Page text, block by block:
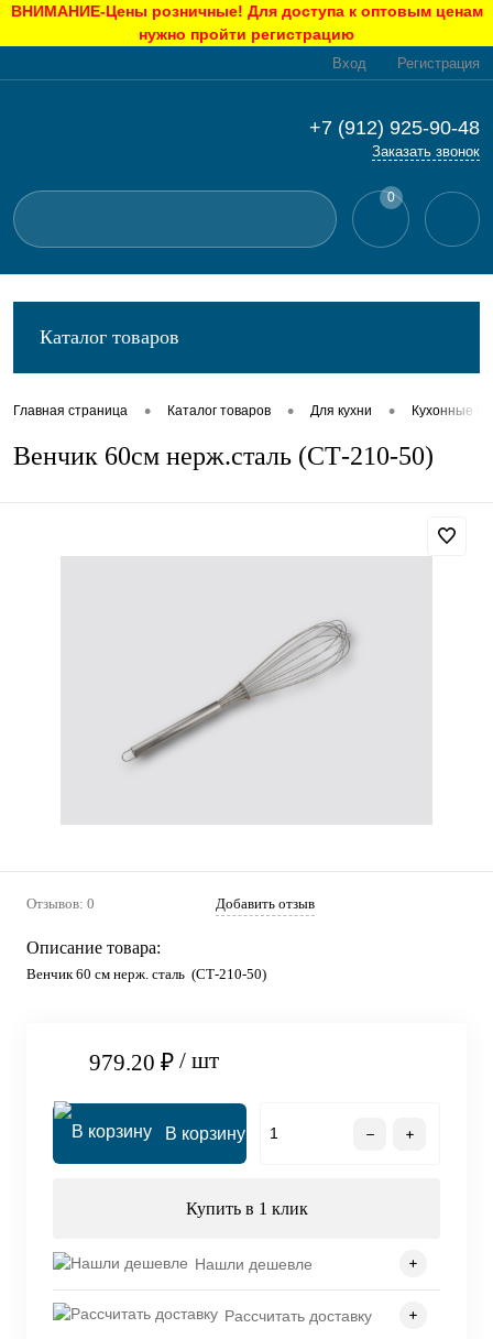
ВНИМАНИЕ-Цены розничные! Для доступа к оптовым ценам
нужно пройти регистрацию
Вход Регистрация
+7 (912) 925-90-48
Заказать звонок
0
Каталог товаров
Главная страница • Каталог товаров • Для кухни • Кухонные
Венчик 60см нерж.сталь (СТ-210-50)
Отзывов: 0 Добавить отзыв
Описание товара:
Венчик 60 см нерж. сталь (СТ-210-50)
979.20 ₽ / шт
В корзину
Купить в 1 клик
Нашли дешевле
Рассчитать доставку